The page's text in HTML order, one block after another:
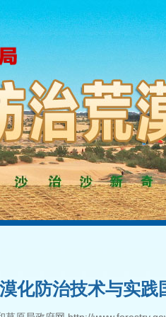
化防治技术与实践